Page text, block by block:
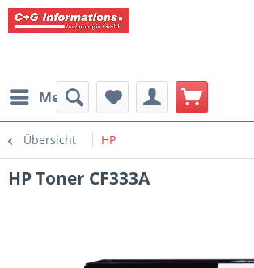
Menü
Übersicht HP
HP Toner CF333A